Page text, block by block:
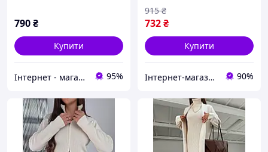
790₴
Купити
Інтернет - магазин одягу та взуття Зiрочка 95%
732₴
915 ₴
Купити
Інтернет-магазин Clothes-Mall 90%